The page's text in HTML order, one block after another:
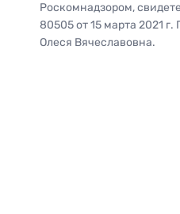
Роскомнадзором,
80505 от 15 марта 2021
Олеся Вячеславовна.